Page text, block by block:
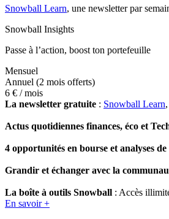
Snowball Learn, une newsletter par
Snowball Insights
Passe à l’action, boost ton portefeuille
Mensuel
Annuel (2 mois offerts)
6 € / mois
La newsletter gratuite : Snowball Learn
Actus quotidiennes finances, éco et
4 opportunités en bourse et analyses
Grandir et échanger avec la
La boîte à outils Snowball : Accès
En savoir +